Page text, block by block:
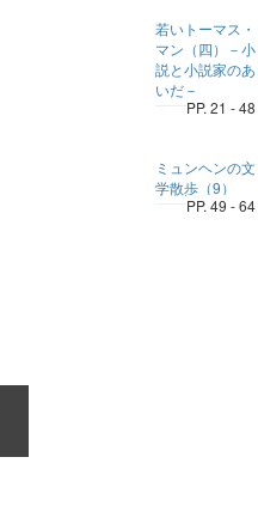
若いトーマス・
マン（四）－小
説と小説家のあ
いだ－
PP. 21 - 48
ミュンヘンの文
学散歩（9）
PP. 49 - 64